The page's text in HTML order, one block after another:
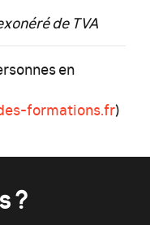
de TVA
en
formations.fr)
?